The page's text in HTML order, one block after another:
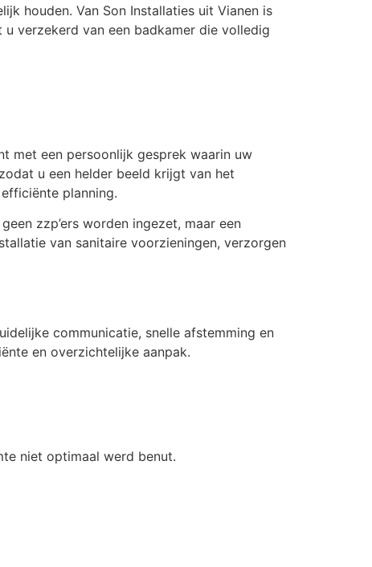
houden. Van Son Installaties uit Vianen is
verzekerd van een badkamer die volledig
met een persoonlijk gesprek waarin uw
u een helder beeld krijgt van het
planning.
zzp’ers worden ingezet, maar een
van sanitaire voorzieningen, verzorgen
communicatie, snelle afstemming en
en overzichtelijke aanpak.
niet optimaal werd benut.